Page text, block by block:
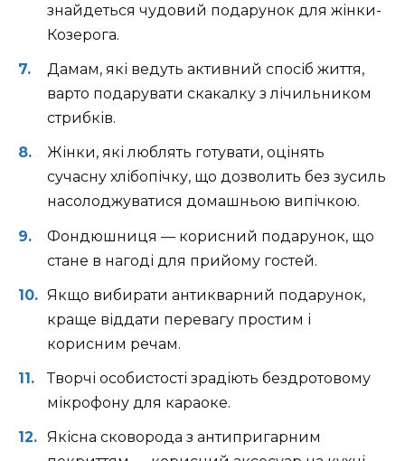
знайдеться чудовий подарунок для жінки-
Козерога.
Дамам, які ведуть активний спосіб життя,
варто подарувати скакалку з лічильником
стрибків.
Жінки, які люблять готувати, оцінять
сучасну хлібопічку, що дозволить без зусиль
насолоджуватися домашньою випічкою.
Фондюшниця — корисний подарунок, що
стане в нагоді для прийому гостей.
Якщо вибирати антикварний подарунок,
краще віддати перевагу простим і
корисним речам.
Творчі особистості зрадіють бездротовому
мікрофону для караоке.
Якісна сковорода з антипригарним